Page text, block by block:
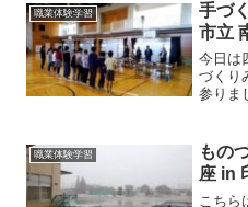
職業体験学習
手づ
市立
今日は
づくり
参りま
子（小
（ペン
職業体験学習
もの
座 in
こちら